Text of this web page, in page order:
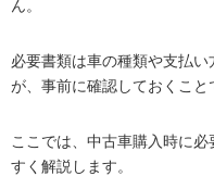
ん。
必要書類は車の種類や支払
が、事前に確認しておくこと
ここでは、中古車購入時に
すく解説します。